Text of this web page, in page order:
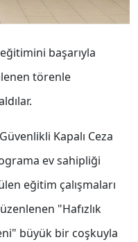
başarıyla
törenle
Kapalı Ceza
ev sahipliği
eğitim çalışmaları
"Hafızlık
büyük bir coşkuyla